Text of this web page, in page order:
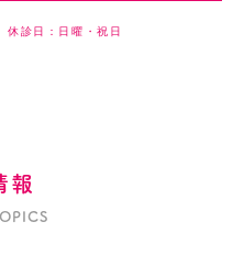
診日：日曜・祝日
報